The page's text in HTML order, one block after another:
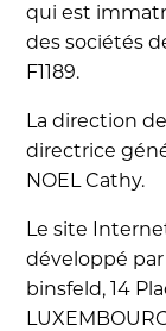
qui est
des sociétés
F1189.
La direction
directrice
NOEL Cathy.
Le site
développé
binsfeld, 14